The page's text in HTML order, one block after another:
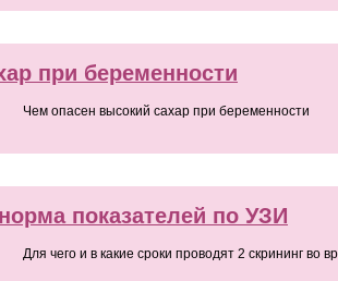
при беременности
Чем опасен высокий сахар при беременности
показателей по УЗИ
Для чего и в какие сроки проводят 2 скрининг во